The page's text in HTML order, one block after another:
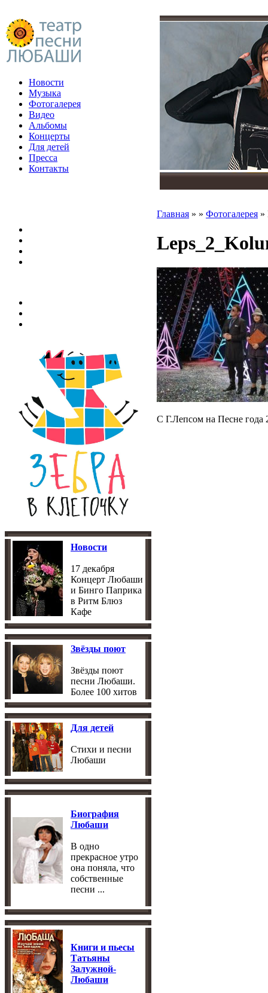
Новости
Музыка
Фотогалерея
Видео
Альбомы
Концерты
Для детей
Пресса
Контакты
Новости
17 декабря
Концерт Любаши
и Бинго Паприка
в Ритм Блюз
Кафе
Звёзды поют
Звёзды поют
песни Любаши.
Более 100 хитов
Для детей
Стихи и песни
Любаши
Биография
Любаши
В одно
прекрасное утро
она поняла, что
собственные
песни ...
Книги и пьесы
Татьяны
Залужной-
Любаши
Главная » » Фотогалерея »
С Г.Лепсом на Песне года